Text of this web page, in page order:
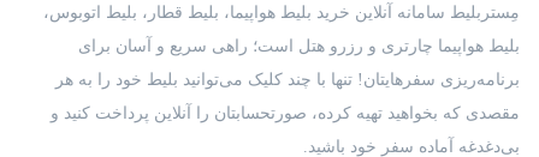
راهکار سازمانی
فرصت‌های شغلی
درباره ما
مِستربلیط سامانه آنلاین خرید بلیط هواپیما، بلیط قطار، بلیط اتوبوس،
بلیط هواپیما چارتری و رزرو هتل است؛ راهی سریع و آسان برای
برنامه‌ریزی سفرهایتان! تنها با چند کلیک می‌توانید بلیط خود را به هر
مقصدی که بخواهید تهیه کرده، صورتحسابتان را آنلاین پرداخت کنید و
بی‌دغدغه آماده سفر خود باشید.